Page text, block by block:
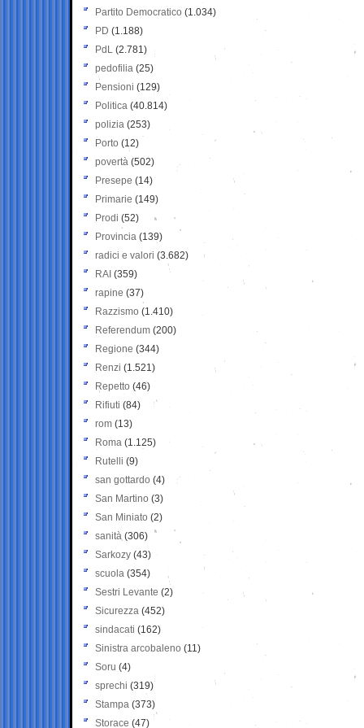
Partito Democratico (1.034)
PD (1.188)
PdL (2.781)
pedofilia (25)
Pensioni (129)
Politica (40.814)
polizia (253)
Porto (12)
povertà (502)
Presepe (14)
Primarie (149)
Prodi (52)
Provincia (139)
radici e valori (3.682)
RAI (359)
rapine (37)
Razzismo (1.410)
Referendum (200)
Regione (344)
Renzi (1.521)
Repetto (46)
Rifiuti (84)
rom (13)
Roma (1.125)
Rutelli (9)
san gottardo (4)
San Martino (3)
San Miniato (2)
sanità (306)
Sarkozy (43)
scuola (354)
Sestri Levante (2)
Sicurezza (452)
sindacati (162)
Sinistra arcobaleno (11)
Soru (4)
sprechi (319)
Stampa (373)
Storace (47)